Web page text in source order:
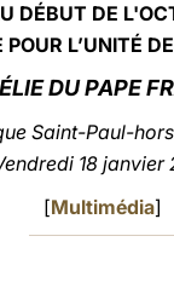
DÉBUT DE
POUR L’UNITÉ
DU PAPE
Saint-Paul-
18 janvier
[Multimédia]